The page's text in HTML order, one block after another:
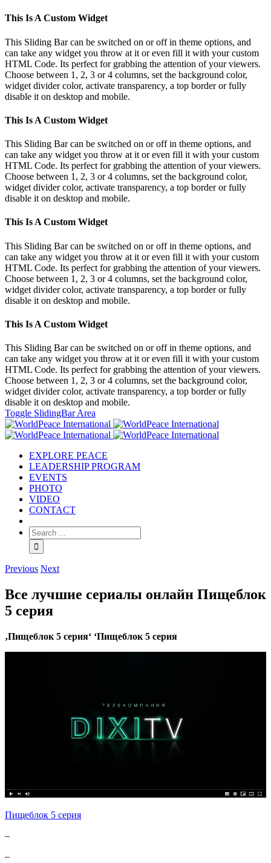
This Is A Custom Widget
This Sliding Bar can be switched on or off in theme options, and
can take any widget you throw at it or even fill it with your custom
HTML Code. Its perfect for grabbing the attention of your viewers.
Choose between 1, 2, 3 or 4 columns, set the background color,
widget divider color, activate transparency, a top border or fully
disable it on desktop and mobile.
This Is A Custom Widget
This Sliding Bar can be switched on or off in theme options, and
can take any widget you throw at it or even fill it with your custom
HTML Code. Its perfect for grabbing the attention of your viewers.
Choose between 1, 2, 3 or 4 columns, set the background color,
widget divider color, activate transparency, a top border or fully
disable it on desktop and mobile.
This Is A Custom Widget
This Sliding Bar can be switched on or off in theme options, and
can take any widget you throw at it or even fill it with your custom
HTML Code. Its perfect for grabbing the attention of your viewers.
Choose between 1, 2, 3 or 4 columns, set the background color,
widget divider color, activate transparency, a top border or fully
disable it on desktop and mobile.
This Is A Custom Widget
This Sliding Bar can be switched on or off in theme options, and
can take any widget you throw at it or even fill it with your custom
HTML Code. Its perfect for grabbing the attention of your viewers.
Choose between 1, 2, 3 or 4 columns, set the background color,
widget divider color, activate transparency, a top border or fully
disable it on desktop and mobile.
Toggle SlidingBar Area
EXPLORE PEACE
LEADERSHIP PROGRAM
EVENTS
PHOTO
VIDEO
CONTACT
Previous Next
Все лучшие сериалы онлайн Пищеблок
5 серия
‚Пищеблок 5 серия‘ ‘Пищеблок 5 серия
Пищеблок 5 серия
–
–